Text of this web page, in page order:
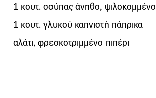
1 κουτ. σούπας άνηθο, ψιλοκομμένο
1 κουτ. γλυκού καπνιστή πάπρικα
αλάτι, φρεσκοτριμμένο πιπέρι